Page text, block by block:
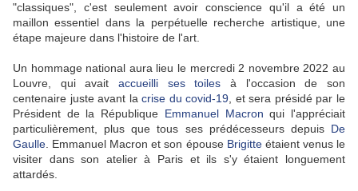
"classiques", c'est seulement avoir conscience qu'il a été un
maillon essentiel dans la perpétuelle recherche artistique, une
étape majeure dans l'histoire de l'art.
Un hommage national aura lieu le mercredi 2 novembre 2022 au
Louvre, qui avait accueilli ses toiles à l'occasion de son
centenaire juste avant lacrise du covid-19 , et sera présidé par le
Président de la République Emmanuel Macron qui l'appréciait
particulièrement, plus que tous ses prédécesseurs depuis De
Gaulle . Emmanuel Macron et son épouse Brigitteétaient venus le
visiter dans son atelier à Paris et ils s'y étaient longuement
attardés.